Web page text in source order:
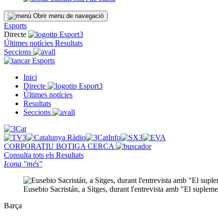
Obrir menu de navegació
Esports
Directe
Últimes notícies Resultats
Seccions
Esports
Inici
Directe
Últimes notícies
Resultats
Seccions
CORPORATIU BOTIGA CERCA
Consulta tots els Resultats
Icona "més"
Eusebio Sacristán, a Sitges, durant l'entrevista amb "El
Barça